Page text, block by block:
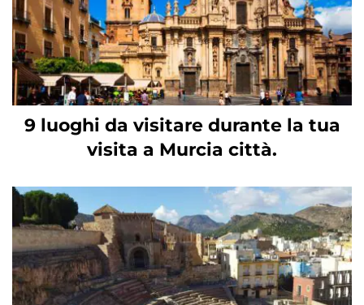
9 luoghi da visitare durante la tua
visita a Murcia città.